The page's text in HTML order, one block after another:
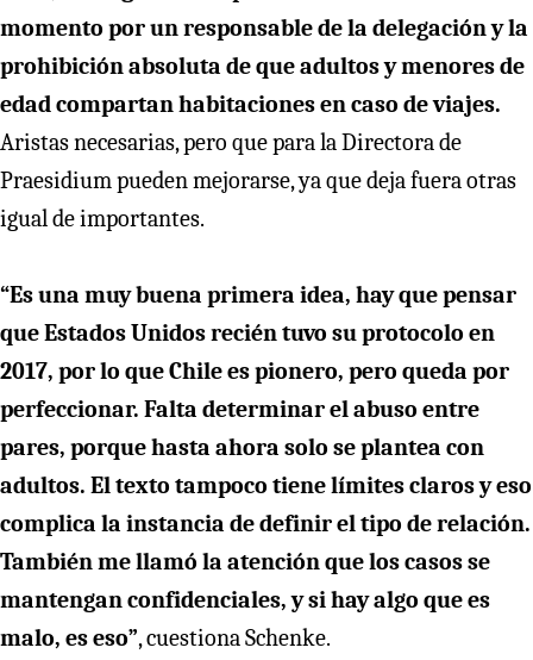
momento por un responsable de la delegación y la
prohibición absoluta de que adultos y menores de
edad compartan habitaciones en caso de viajes.
Aristas necesarias, pero que para la Directora de
Praesidium pueden mejorarse, ya que deja fuera otras
igual de importantes.
“Es una muy buena primera idea, hay que pensar
que Estados Unidos recién tuvo su protocolo en
2017, por lo que Chile es pionero, pero queda por
perfeccionar. Falta determinar el abuso entre
pares, porque hasta ahora solo se plantea con
adultos. El texto tampoco tiene límites claros y eso
complica la instancia de definir el tipo de relación.
También me llamó la atención que los casos se
mantengan confidenciales, y si hay algo que es
malo, es eso”, cuestiona Schenke.